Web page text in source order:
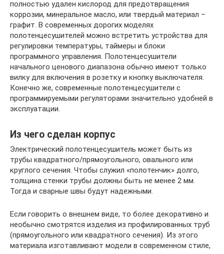
полностью удален кислород для предотвращения
коррозии, минеральное масло, или твердый материал –
графит. В современных дорогих моделях
полотенцесушителей можно встретить устройства для
регулировки температуры, таймеры и блоки
программного управления. Полотенцесушители
начального ценового диапазона обычно имеют только
вилку для включения в розетку и кнопку выключателя.
Конечно же, современные полотенцесушители с
программируемыми регуляторами значительно удобней в
эксплуатации.
Из чего сделан корпус
Электрический полотенцесушитель может быть из
трубы квадратного/прямоугольного, овального или
круглого сечения. Чтобы служил «полотенчик» долго,
толщина стенки трубы должны быть не менее 2 мм.
Тогда и сварные швы будут надежными.
Если говорить о внешнем виде, то более декоративно и
необычно смотрятся изделия из профилированных труб
(прямоугольного или квадратного сечения). Из этого
материала изготавливают модели в современном стиле,